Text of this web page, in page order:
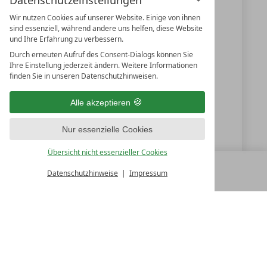
Wir nutzen Cookies auf unserer Website. Einige von ihnen
sind essenziell, während andere uns helfen, diese Website
und Ihre Erfahrung zu verbessern.
Durch erneuten Aufruf des Consent-Dialogs können Sie
Ihre Einstellung jederzeit ändern. Weitere Informationen
finden Sie in unseren Datenschutzhinweisen.
Alle akzeptieren
Nur essenzielle Cookies
Übersicht nicht essenzieller Cookies
Datenschutzhinweise Impressum
ALLE RESORTS
5630Bad Hofgastein
Salzburg
Österreich
+43 6432 6444
info@dasgoldberg.at
www.dasgoldberg.at